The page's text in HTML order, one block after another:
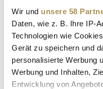
Wir und unsere 58
Daten, wie z. B. Ihre IP-
Technologien wie
Gerät zu speichern und
personalisierte Werbung
Werbung und Inhalten,
Entwicklung von